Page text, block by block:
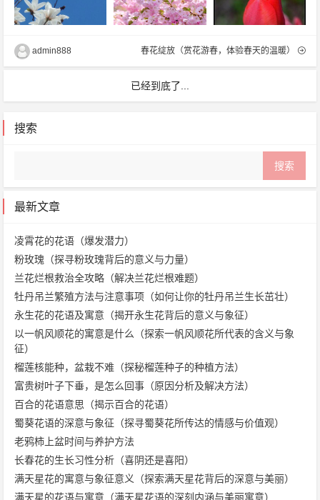
春花绽放（赏花游春，体验春天的温暖）
admin888
已经到底了...
搜索
最新文章
凌霄花的花语（爆发潜力）
粉玫瑰（探寻粉玫瑰背后的意义与力量）
兰花烂根救治全攻略（解决兰花烂根难题）
牡丹吊兰繁殖方法与注意事项（如何让你的牡丹吊兰生长茁壮）
永生花的花语及寓意（揭开永生花背后的意义与象征）
以一帆风顺花的寓意是什么（探索一帆风顺花所代表的含义与象
征）
榴莲核能种，盆栽不难（探秘榴莲种子的种植方法）
富贵树叶子下垂，是怎么回事（原因分析及解决方法）
百合的花语意思（揭示百合的花语）
蜀葵花语的深意与象征（探寻蜀葵花所传达的情感与价值观）
老鸦柿上盆时间与养护方法
长春花的生长习性分析（喜阴还是喜阳）
满天星花的寓意与象征意义（探索满天星花背后的深意与美丽）
满天星的花语与寓意（满天星花语的深刻内涵与美丽寓意）